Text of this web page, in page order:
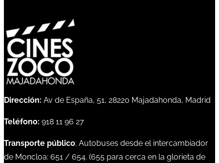
Dirección: Av de España, 51, 28220 Majadahonda, Madrid
Teléfono: 918 11 96 27
Transporte público: Autobuses desde el intercambiador
de Moncloa: 651 / 654. (655 para cerca en la glorieta de